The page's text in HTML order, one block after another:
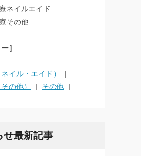
ネイルエイド
その他
］
イル・エイド）
の他）
その他
せ最新記事